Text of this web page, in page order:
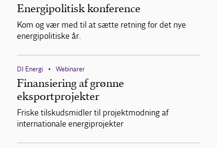
Energipolitisk konference
Kom og vær med til at sætte retning for det nye
energipolitiske år.
DI Energi • Webinarer
Finansiering af grønne
eksportprojekter
Friske tilskudsmidler til projektmodning af
internationale energiprojekter